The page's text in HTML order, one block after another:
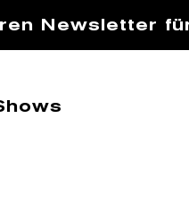
Newsletter